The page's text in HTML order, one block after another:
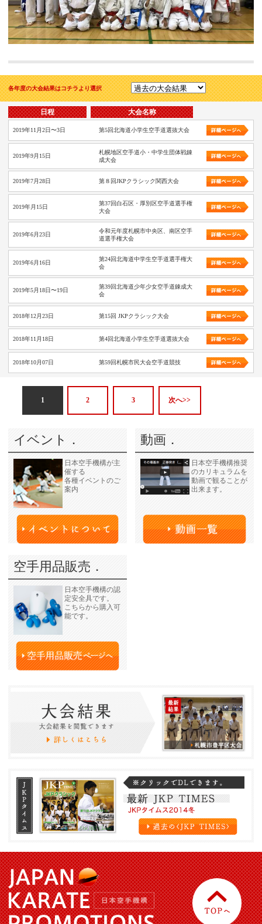
各年度の大会結果はコチラより選択
日程 大会名称
2019年11月2日〜3日 第5回北海道小学生空手道選抜大会
2019年9月15日
札幌地区空手道小・中学生団体戦錬
成大会
2019年7月28日 第８回JKPクラシック関西大会
2019年月15日
第37回白石区・厚別区空手道選手権
大会
2019年6月23日
令和元年度札幌市中央区、南区空手
道選手権大会
2019年6月16日
第24回北海道中学生空手道選手権大
会
2019年5月18日〜19日
第39回北海道少年少女空手道錬成大
会
2018年12月23日 第15回 JKPクラシック大会
2018年11月18日 第4回北海道小学生空手道選抜大会
2018年10月07日 第59回札幌市民大会空手道競技
1 2 3 次へ>>
イベント．
日本空手機構が主
催する
各種イベントのご
案内
動画．
日本空手機構推奨
のカリキュラムを
動画で観ることが
出来ます。
空手用品販売．
日本空手機構の認
定安全具です。
こちらから購入可
能です。